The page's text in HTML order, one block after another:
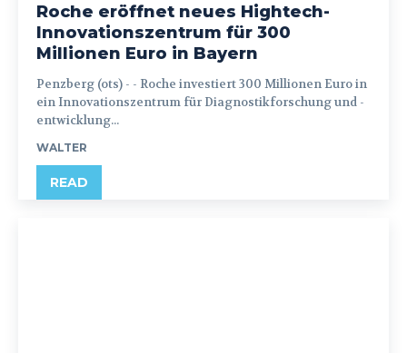
Roche eröffnet neues Hightech-
Innovationszentrum für 300
Millionen Euro in Bayern
Penzberg (ots) - - Roche investiert 300 Millionen Euro in
ein Innovationszentrum für Diagnostikforschung und -
entwicklung...
WALTER
READ